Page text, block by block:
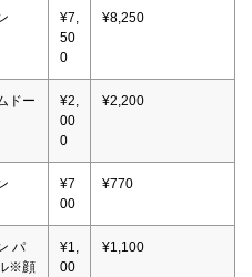
¥7,
50
0
¥8,250
ドー
¥2,
00
0
¥2,200
¥7
00
¥770
パ
※顔
¥1,
00
¥1,100